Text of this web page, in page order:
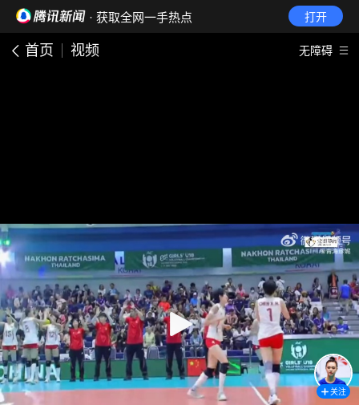
· 获取全网一手热点 打开
首页 视频 无障碍
关注